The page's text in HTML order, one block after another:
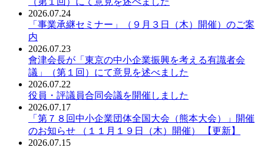
2026.07.24
「事業承継セミナー」（９月３日（木）開催）のご案
内
2026.07.23
會津会長が「東京の中小企業振興を考える有識者会
議」（第１回）にて意見を述べました
2026.07.22
役員・評議員合同会議を開催しました
2026.07.17
「第７８回中小企業団体全国大会（熊本大会）」開催
のお知らせ （１１月１９日（木）開催） 【更新】
2026.07.15